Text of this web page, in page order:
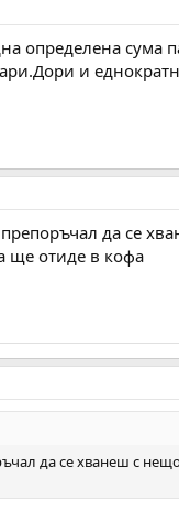
определена сума
и
да се
ще отиде в кофа
да се хванеш с